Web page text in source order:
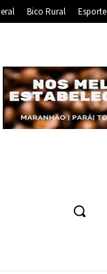
Bico Rural Esporte